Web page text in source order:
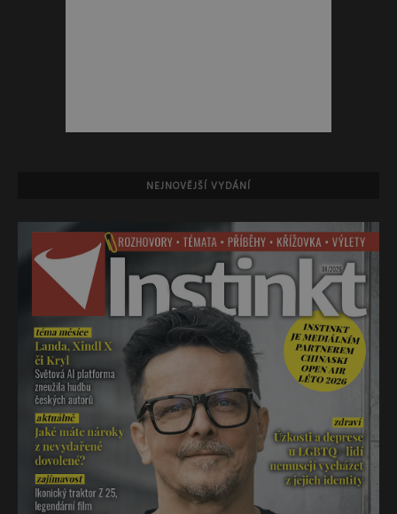
NEJNOVĚJŠÍ VYDÁNÍ